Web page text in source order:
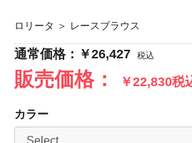
ロリータ ＞ レースブラウス
通常価格：￥26,427 税込
販売価格： ￥22,830税
カラー